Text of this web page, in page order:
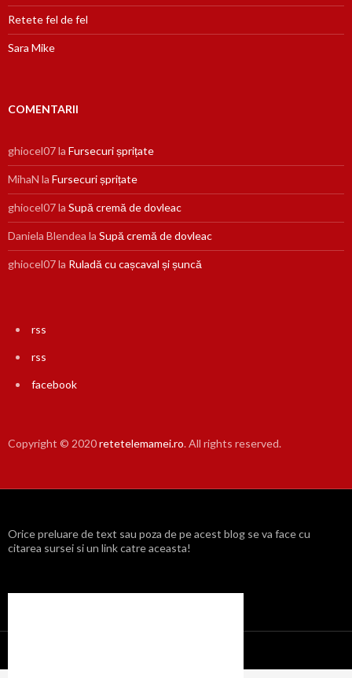
Retete fel de fel
Sara Mike
COMENTARII
ghiocel07la Fursecuri șprițate
MihaN la Fursecuri șprițate
ghiocel07la Supă cremă de dovleac
Daniela Blendea la Supă cremă de dovleac
ghiocel07la Ruladă cu cașcaval și șuncă
rss
rss
facebook
Copyright © 2020retetelemamei.ro. All rights reserved.
Orice preluare de text sau poza de pe acest blog se va face cu
citarea sursei si un link catre aceasta!